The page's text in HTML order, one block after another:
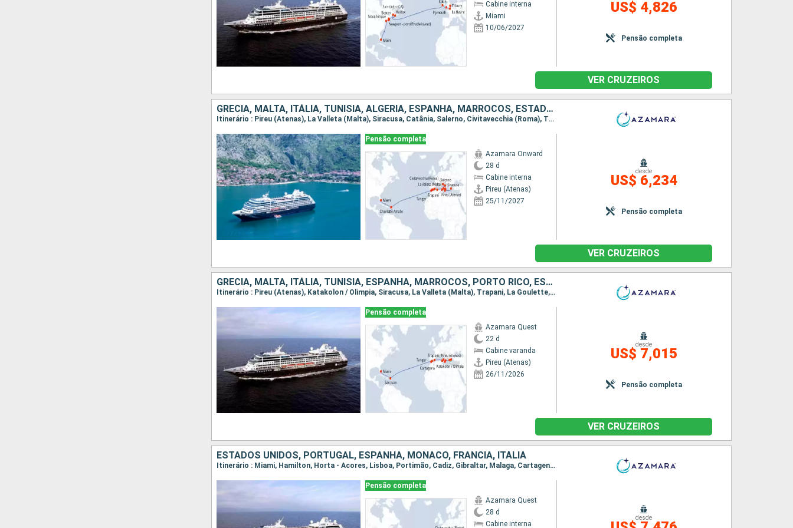
Cabine interna
Miami
10/06/2027
US$ 4,826
Pensão completa
VER CRUZEIROS
GRÉCIA, MALTA, ITÁLIA, TUNÍSIA, ALGÉRIA, ESPANHA, MARROCOS, ESTADOS UNIDOS
Itinerário : Pireu (Atenas), La Valleta (Malta), Siracusa, Catânia, Salerno, Civitavecchia (Roma), Trapani, Túnis, Alger, Cartagena, Motril, Malaga, Tanger, Charlotte Amalie, Miami
Pensão completa
Azamara Onward
28 d
Cabine interna
Pireu (Atenas)
25/11/2027
desde
US$ 6,234
Pensão completa
VER CRUZEIROS
GRÉCIA, MALTA, ITÁLIA, TUNÍSIA, ESPANHA, MARROCOS, PORTO RICO, ESTADOS UNIDOS
Itinerário : Pireu (Atenas), Katakolon / Olimpia, Siracusa, La Valleta (Malta), Trapani, La Goulette, Cartagena, Malaga, Tanger, San Juan, Miami
Pensão completa
Azamara Quest
22 d
Cabine varanda
Pireu (Atenas)
26/11/2026
desde
US$ 7,015
Pensão completa
VER CRUZEIROS
ESTADOS UNIDOS, PORTUGAL, ESPANHA, MÔNACO, FRANCIA, ITÁLIA
Itinerário : Miami, Hamilton, Horta - Acores, Lisboa, Portimão, Cadiz, Gibraltar, Malaga, Cartagena, Valência, Barcelona, Marselha, Monaco Monte-Carlo, Nice, Portovenere, Florence/Pise (Livourne), Elba, Civitavecchia (Roma)
Pensão completa
Azamara Quest
28 d
Cabine interna
desde